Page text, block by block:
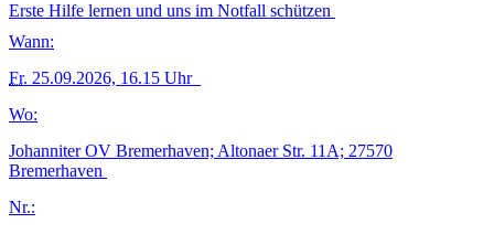
Erste Hilfe lernen und uns im Notfall schützen
Wann:
Fr. 25.09.2026, 16.15 Uhr
Wo:
Johanniter OV Bremerhaven; Altonaer Str. 11A; 27570
Bremerhaven
Nr.: